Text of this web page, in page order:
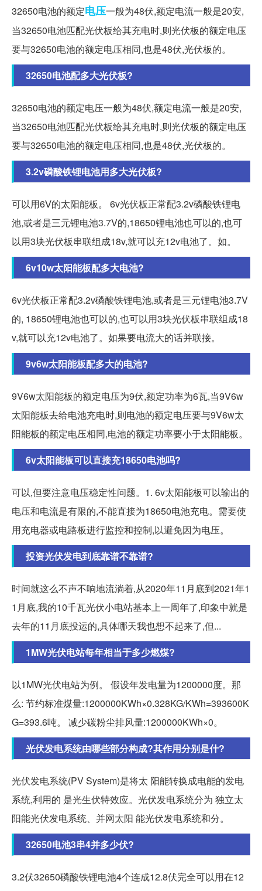
32650电池的额定电压一般为48伏,额定电流一般是20安,
当32650电池匹配光伏板给其充电时,则光伏板的额定电压
要与32650电池的额定电压相同,也是48伏,光伏板的。
32650电池配多大光伏板?
32650电池的额定电压一般为48伏,额定电流一般是20安,
当32650电池匹配光伏板给其充电时,则光伏板的额定电压
要与32650电池的额定电压相同,也是48伏,光伏板的。
3.2v磷酸铁锂电池用多大光伏板?
可以用6Ⅴ的太阳能板。 6v光伏板正常配3.2v磷酸铁锂电
池,或者是三元锂电池3.7V的,18650锂电池也可以的,也可
以用3块光伏板串联组成18v,就可以充12v电池了。如。
6v10w太阳能板配多大电池?
6v光伏板正常配3.2v磷酸铁锂电池,或者是三元锂电池3.7V
的, 18650锂电池也可以的,也可以用3块光伏板串联组成18
v,就可以充12v电池了。如果要电流大的话并联接。
9v6w太阳能板配多大的电池?
9V6w太阳能板的额定电压为9伏,额定功率为6瓦,当9V6w
太阳能板去给电池充电时,则电池的额定电压要与9V6w太
阳能板的额定电压相同,电池的额定功率要小于太阳能板。
6v太阳能板可以直接充18650电池吗?
可以,但要注意电压稳定性问题。1. 6v太阳能板可以输出的
电压和电流是有限的,不能直接为18650电池充电。需要使
用充电器或电路板进行监控和控制,以避免因为电压。
投资光伏发电到底靠谱不靠谱?
时间就这么不声不响地流淌着,从2020年11月底到2021年1
1月底,我的10千瓦光伏小电站基本上一周年了,印象中就是
去年的11月底投运的,具体哪天我也想不起来了,但...
1MW光伏电站每年相当于多少燃煤?
以1MW光伏电站为例。 假设年发电量为1200000度。那
么: 节约标准煤量:1200000KWh×0.328KG/KWh=393600K
G=393.6吨。 减少碳粉尘排风量:1200000KWh×0。
光伏发电系统由哪些部分构成?其作用分别是什?
光伏发电系统(PV System)是将太 阳能转换成电能的发电
系统,利用的 是光生伏特效应。光伏发电系统分为 独立太
阳能光伏发电系统、并网太阳 能光伏发电系统和分。
32650电池3串4并多少伏?
3.2伏32650磷酸铁锂电池4个连成12.8伏完全可以用在12